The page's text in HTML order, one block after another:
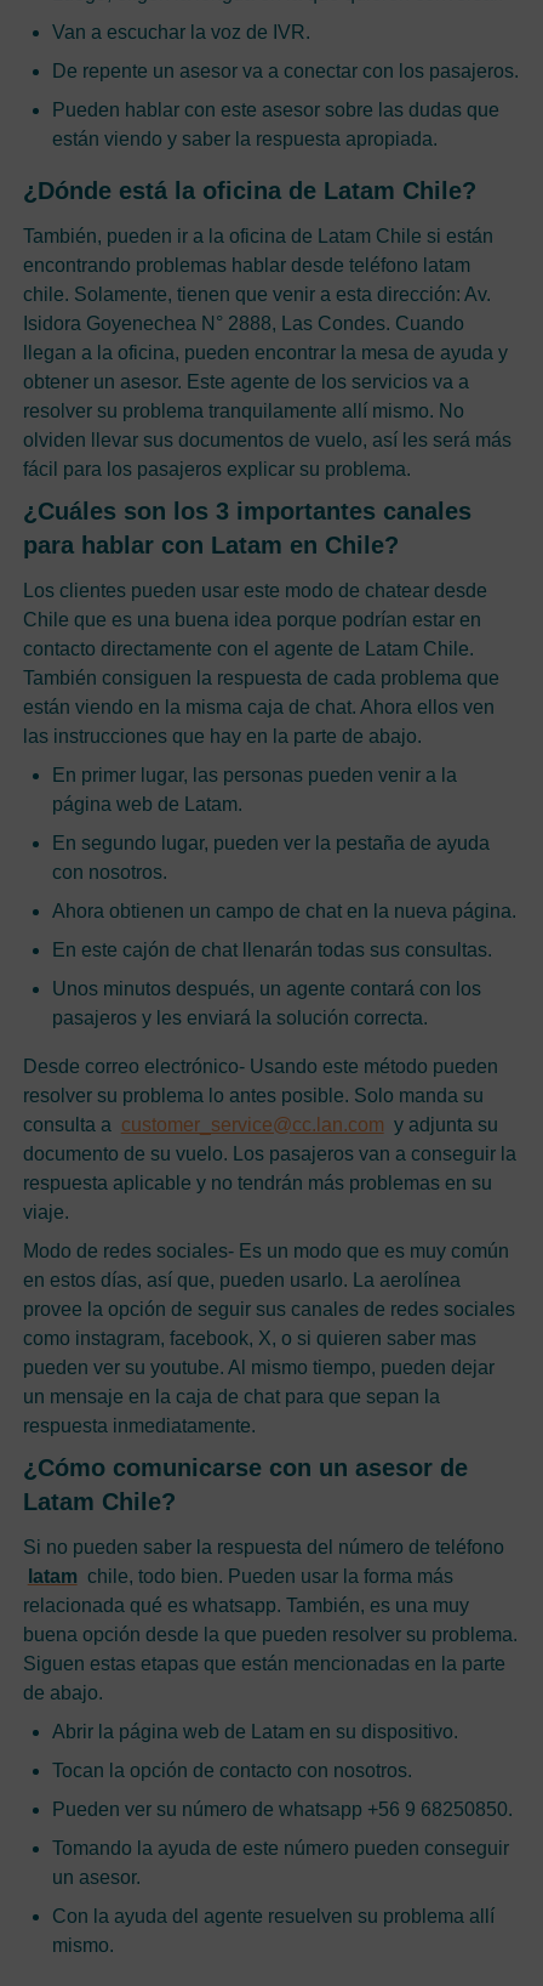
Van a escuchar la voz de IVR.
De repente un asesor va a conectar con los pasajeros.
Pueden hablar con este asesor sobre las dudas que
están viendo y saber la respuesta apropiada.
¿Dónde está la oficina de Latam Chile?
También, pueden ir a la oficina de Latam Chile si están
encontrando problemas hablar desde teléfono latam
chile. Solamente, tienen que venir a esta dirección: Av.
Isidora Goyenechea N° 2888, Las Condes. Cuando
llegan a la oficina, pueden encontrar la mesa de ayuda y
obtener un asesor. Este agente de los servicios va a
resolver su problema tranquilamente allí mismo. No
olviden llevar sus documentos de vuelo, así les será más
fácil para los pasajeros explicar su problema.
¿Cuáles son los 3 importantes canales
para hablar con Latam en Chile?
Los clientes pueden usar este modo de chatear desde
Chile que es una buena idea porque podrían estar en
contacto directamente con el agente de Latam Chile.
También consiguen la respuesta de cada problema que
están viendo en la misma caja de chat. Ahora ellos ven
las instrucciones que hay en la parte de abajo.
En primer lugar, las personas pueden venir a la
página web de Latam.
En segundo lugar, pueden ver la pestaña de ayuda
con nosotros.
Ahora obtienen un campo de chat en la nueva página.
En este cajón de chat llenarán todas sus consultas.
Unos minutos después, un agente contará con los
pasajeros y les enviará la solución correcta.
Desde correo electrónico- Usando este método pueden
resolver su problema lo antes posible. Solo manda su
consulta a customer_service@cc.lan.com y adjunta su
documento de su vuelo. Los pasajeros van a conseguir la
respuesta aplicable y no tendrán más problemas en su
viaje.
Modo de redes sociales- Es un modo que es muy común
en estos días, así que, pueden usarlo. La aerolínea
provee la opción de seguir sus canales de redes sociales
como instagram, facebook, X, o si quieren saber mas
pueden ver su youtube. Al mismo tiempo, pueden dejar
un mensaje en la caja de chat para que sepan la
respuesta inmediatamente.
¿Cómo comunicarse con un asesor de
Latam Chile?
Si no pueden saber la respuesta del número de teléfono
latam chile, todo bien. Pueden usar la forma más
relacionada qué es whatsapp. También, es una muy
buena opción desde la que pueden resolver su problema.
Siguen estas etapas que están mencionadas en la parte
de abajo.
Abrir la página web de Latam en su dispositivo.
Tocan la opción de contacto con nosotros.
Pueden ver su número de whatsapp +56 9 68250850.
Tomando la ayuda de este número pueden conseguir
un asesor.
Con la ayuda del agente resuelven su problema allí
mismo.